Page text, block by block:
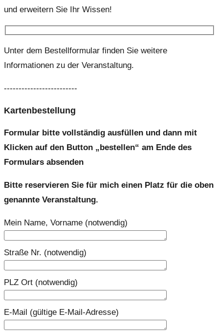
und erweitern Sie Ihr Wissen!
Unter dem Bestellformular finden Sie weitere
Informationen zu der Veranstaltung.
-------------------------
Kartenbestellung
Formular bitte vollständig ausfüllen und dann mit
Klicken auf den Button „bestellen“ am Ende des
Formulars absenden
Bitte reservieren Sie für mich einen Platz für die oben
genannte Veranstaltung.
Mein Name, Vorname (notwendig)
Straße Nr. (notwendig)
PLZ Ort (notwendig)
E-Mail (gültige E-Mail-Adresse)